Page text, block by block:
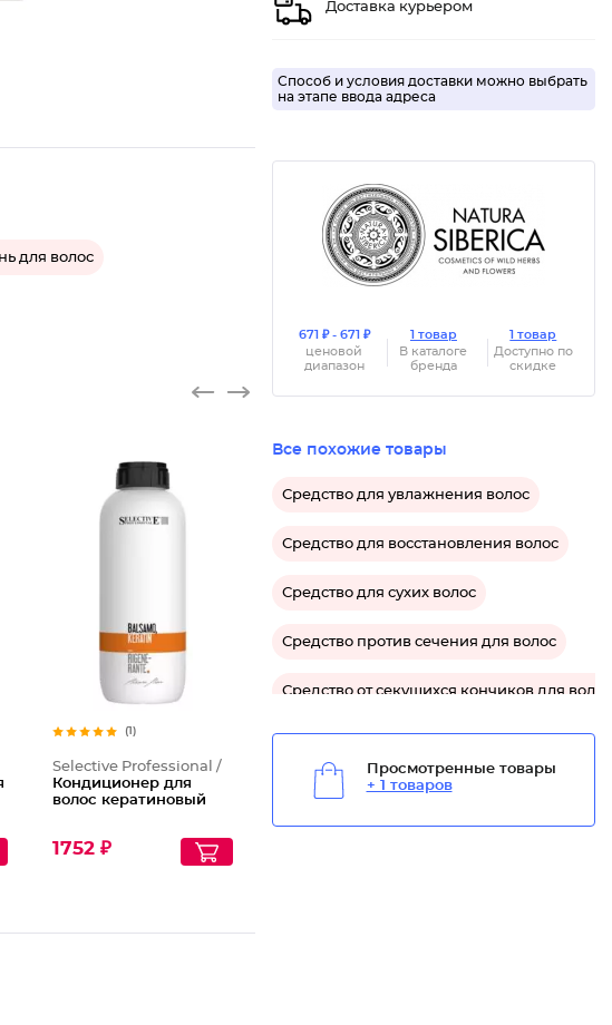
для волос
(1)
Selective Professional /
Кондиционер для
волос кератиновый
1752 ₽
Доставка курьером
Способ и условия доставки можно выбрать
на этапе ввода адреса
671 ₽ - 671 ₽
ценовой
диапазон
1 товар
В каталоге
бренда
1 товар
Доступно по
скидке
Все похожие товары
Средство для увлажнения волос
Средство для восстановления волос
Средство для сухих волос
Средство против сечения для волос
Средство от секущихся кончиков для волос
Просмотренные товары
+ 1 товаров